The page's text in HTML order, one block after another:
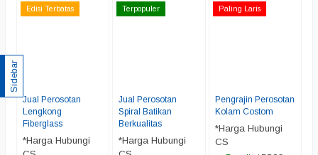
Edisi Terbatas
Jual Perosotan
Lengkong
Fiberglass
*Harga Hubungi
Terpopuler
Jual Perosotan
Spiral Batikan
Berkualitas
*Harga Hubungi
Paling Laris
Pengrajin Perosotan
Kolam Costom
*Harga Hubungi
CS
Sidebar